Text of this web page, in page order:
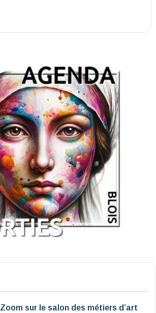
Zoom sur le salon des métiers d’art